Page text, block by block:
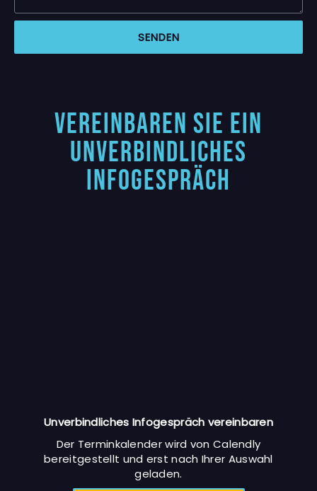
SENDEN
Vereinbaren Sie ein
unverbindliches
Infogespräch
Unverbindliches Infogespräch vereinbaren
Der Terminkalender wird von Calendly
bereitgestellt und erst nach Ihrer Auswahl
geladen.